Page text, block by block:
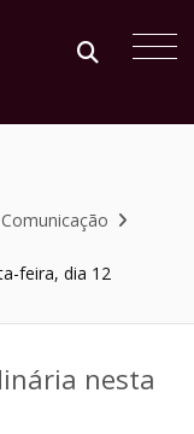
feira, dia 12
nesta